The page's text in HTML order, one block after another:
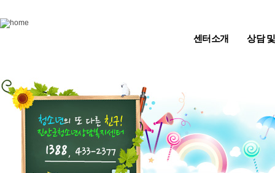
센터소개 상담